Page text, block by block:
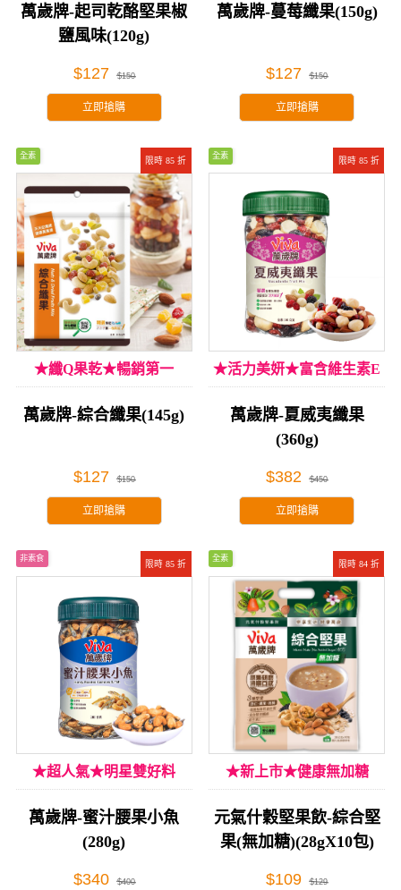
萬歲牌-起司乾酪堅果椒
鹽風味(120g)
$127 $150
立即搶購
萬歲牌-蔓莓纖果(150g)
$127 $150
立即搶購
限時 85 折
全素
★纖Q果乾★暢銷第一
萬歲牌-綜合纖果(145g)
$127 $150
立即搶購
限時 85 折
全素
★活力美妍★富含維生素E
萬歲牌-夏威夷纖果
(360g)
$382 $450
立即搶購
限時 85 折
非素食
★超人氣★明星雙好料
萬歲牌-蜜汁腰果小魚
(280g)
$340 $400
限時 84 折
全素
★新上市★健康無加糖
元氣什穀堅果飲-綜合堅
果(無加糖)(28gX10包)
$109 $129